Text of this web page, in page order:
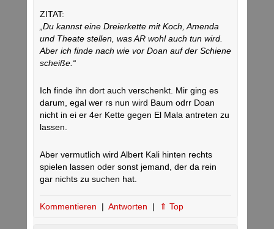
ZITAT:
„Du kannst eine Dreierkette mit Koch, Amenda
und Theate stellen, was AR wohl auch tun wird.
Aber ich finde nach wie vor Doan auf der Schiene
scheiße.“
Ich finde ihn dort auch verschenkt. Mir ging es
darum, egal wer rs nun wird Baum odrr Doan
nicht in ei er 4er Kette gegen El Mala antreten zu
lassen.
Aber vermutlich wird Albert Kali hinten rechts
spielen lassen oder sonst jemand, der da rein
gar nichts zu suchen hat.
Kommentieren | Antworten | ⇑ Top